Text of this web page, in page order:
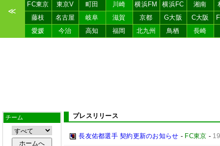
≪
FC東京
東京V 町田 川崎 横浜FM 横浜FC 湘南
藤枝
名古屋 岐阜 滋賀 京都 G大阪 C大阪
愛媛
今治 高知 福岡 北九州 鳥栖 長崎
チーム プレスリリース
長友佑都選手 契約更新のお知らせ - FC東京 -